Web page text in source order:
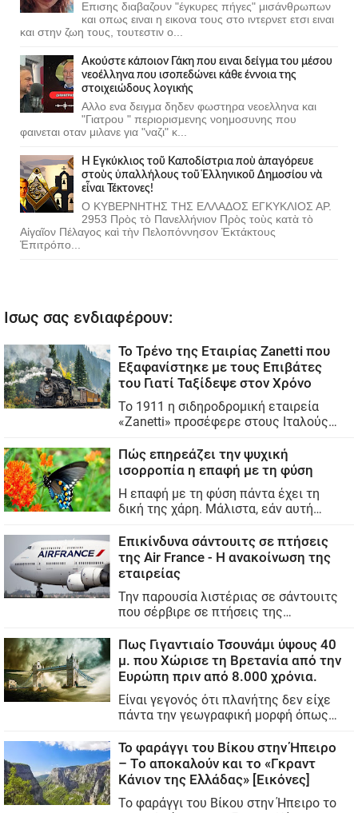
Επισης διαβαζουν "έγκυρες πήγες" μισάνθρωπων
και οπως ειναι η εικονα τους στο ιντερνετ ετσι ειναι
και στην ζωη τους, τουτεστιν ο...
Ακούστε κάποιον Γάκη που ειναι δείγμα του μέσου
νεοέλληνα που ισοπεδώνει κάθε έννοια της
στοιχειώδους λογικής
Αλλο ενα δειγμα δηδεν φωστηρα νεοελληνα και
"Γιατρου " περιορισμενης νοημοσυνης που
φαινεται οταν μιλανε για "ναζι" κ...
Ἡ Ἐγκύκλιος τοῦ Καποδίστρια ποὺ ἀπαγόρευε
στοὺς ὑπαλλήλους τοῦ Ἑλληνικοῦ Δημοσίου νὰ
εἶναι Τέκτονες!
Ο ΚΥΒΕΡΝΗΤΗΣ ΤΗΣ ΕΛΛΑΔΟΣ ΕΓΚΥΚΛΙΟΣ ΑΡ.
2953 Πρὸς τὸ Πανελλήνιον Πρὸς τοὺς κατὰ τὸ
Αἰγαῖον Πέλαγος καὶ τὴν Πελοπόννησον Ἐκτάκτους
Ἐπιτρόπο...